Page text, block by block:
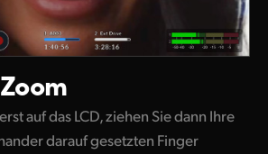
auf das LCD, ziehen Sie dann Ihre
darauf gesetzten Finger